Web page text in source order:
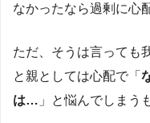
なかったなら過剰に心
ただ、そうは言っても
と親としては心配で「
は… 」と悩んでしまう